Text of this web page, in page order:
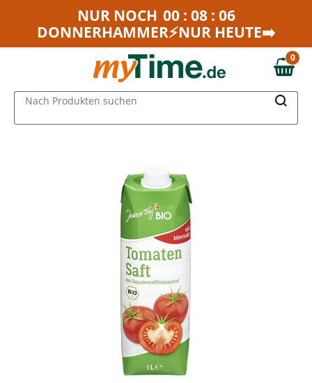
Zum Hauptinhalt springen
Zur Navigation springen
NUR NOCH 00 : 08 : 06
DONNERHAMMER⚡NUR HEUTE➡️
0,00 €
0
Nach Produkten suchen